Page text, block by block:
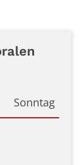
Sonntag